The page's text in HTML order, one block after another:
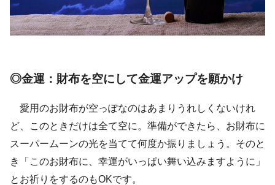
◎金運：財布を空にして金運アップを願かけ
愛用のお財布が空っぽなのはあまりうれしくないけれ
ど、このときだけは全て空に。準備ができたら、お財布に
スーパームーンの光を当てて何度か振りましょう。そのと
き「このお財布に、幸運がいっぱい舞い込みますように」
とお祈りをするのもOKです。